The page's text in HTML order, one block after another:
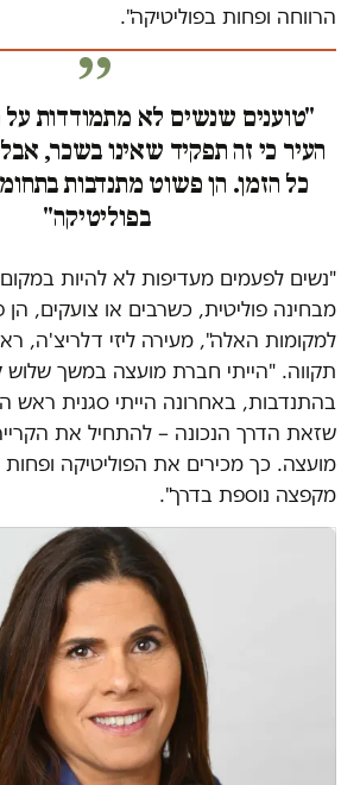
הרווחה ופחות בפוליטיקה".
"טוענים שנשים לא מתמודדות
העיר כי זה תפקיד שאינו בשכר,
כל הזמן. הן פשוט מתנדבות
בפוליטיקה"
"נשים לפעמים מעדיפות לא להיות
מבחינה פוליטית, כשרבים או צועקים, הן
למקומות האלה", מעירה ליזי דלריצ'ה,
תקווה. "הייתי חברת מועצה במשך שלוש
בהתנדבות, באחרונה הייתי סגנית ראש
שזאת הדרך הנכונה – להתחיל את
מועצה. כך מכירים את הפוליטיקה ופחות
מקפצה נוספת בדרך".